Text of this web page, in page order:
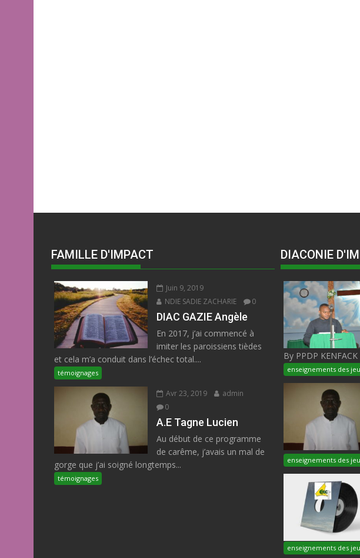
FAMILLE D'IMPACT
Juin 9, 2019
NDIE SADIE ZACHARIE
0
DIAC GAZIE Angèle
En 2017, j’ai commencé à
imiter les paroissiens tièdes
et cela m’a conduit dans l’échec total....
témoignages
Avr 23, 2019
admin
0
A.E Tagne Lucien
Au début de ce programme
de carême, j’avais un mal de
gorge que j’ai soigné longtemps...
témoignages
DIACONIE
By PPDP
enseignements des
enseignements des
enseignements des